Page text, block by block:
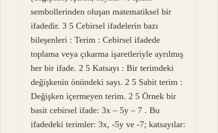
sembollerinden oluşan matematiksel bir
ifadedir. 3 5 Cebirsel ifadelerin bazı
bileşenleri : Terim : Cebirsel ifadede
toplama veya çıkarma işaretleriyle ayrılmış
her bir ifade. 2 5 Katsayı : Bir terimdeki
değişkenin önündeki sayı. 2 5 Sabit terim :
Değişken içermeyen terim. 2 5 Örnek bir
basit cebirsel ifade: 3x – 5y – 7 . Bu
ifadedeki terimler: 3x, -5y ve -7; katsayılar: